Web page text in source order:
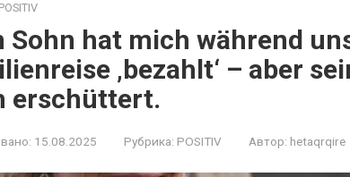
POSITIV
Sohn hat mich während
‚bezahlt‘ – aber
erschüttert.
15.08.2025 Рубрика: POSITIV Автор: hetaqrqire